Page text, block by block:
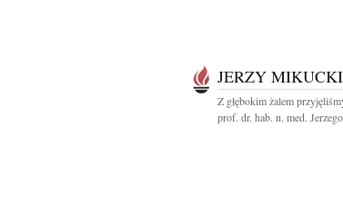
JERZY MIKUCKI
Z głębokim żalem
prof. dr. hab. n. med.